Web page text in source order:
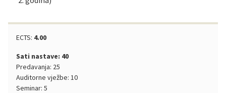
ECTS: 4.00
Sati nastave: 40
Predavanja: 25
Auditorne vježbe: 10
Seminar: 5